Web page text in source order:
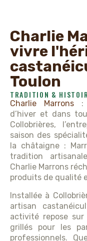
Charlie
vivre
Toulon
TRADITION &
Charlie Marrons :
d’hiver et dans
Collobrières,
saison des
la châtaigne :
tradition
Charlie Marrons
produits de qualité
Installée à
artisan
activité repose
grillés pour les
professionnels.